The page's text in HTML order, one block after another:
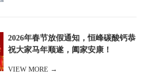
2026年春节放假通知，恒峰碳酸钙恭
祝大家马年顺遂，阖家安康！
VIEW MORE →